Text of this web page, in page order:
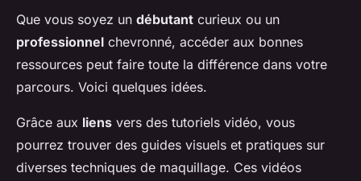
Que vous soyez un débutant curieux ou un
professionnel chevronné, accéder aux bonnes
ressources peut faire toute la différence dans votre
parcours. Voici quelques idées.
Grâce aux liens vers des tutoriels vidéo, vous
pourrez trouver des guides visuels et pratiques sur
diverses techniques de maquillage. Ces vidéos